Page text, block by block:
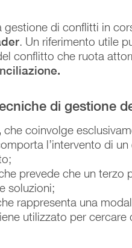
gestione di conflitti in
. Un riferimento utile
conflitto che ruota
di gestione
che coinvolge
l’intervento di
prevede che un terzo
soluzioni;
rappresenta una
utilizzato per